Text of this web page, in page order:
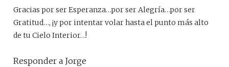
Gracias por ser Esperanza…por ser Alegría…por ser
Gratitud…, ¡y por intentar volar hasta el punto más alto
de tu Cielo Interior…!
Responder a Jorge